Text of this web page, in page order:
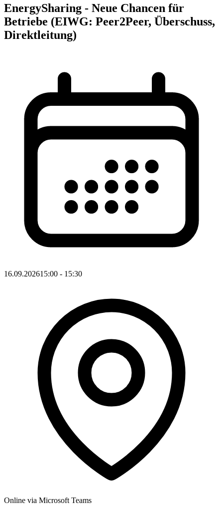
EnergySharing - Neue Chancen für
Betriebe (EIWG: Peer2Peer, Überschuss,
Direktleitung)
16.09.202615:00 - 15:30
Online via Microsoft Teams